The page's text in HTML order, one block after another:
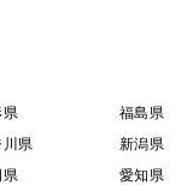
県 福島県
川県 新潟県
県 愛知県